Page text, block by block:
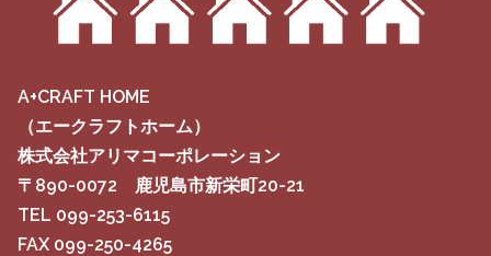
A+CRAFT HOME
（エークラフトホーム）
株式会社アリマコーポレーション
〒890-0072 鹿児島市新栄町20-21
TEL 099-253-6115
FAX 099-250-4265